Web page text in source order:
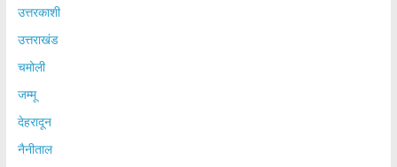
उत्तरकाशी
उत्तराखंड
चमोली
जम्मू
देहरादून
नैनीताल